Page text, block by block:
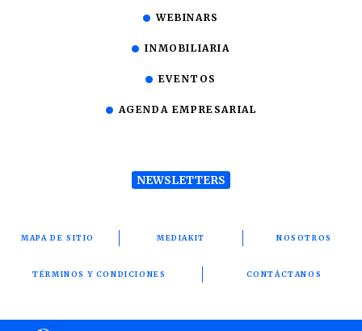
WEBINARS
INMOBILIARIA
EVENTOS
AGENDA EMPRESARIAL
NEWSLETTERS
MAPA DE SITIO MEDIAKIT NOSOTROS
TÉRMINOS Y CONDICIONES CONTÁCTANOS